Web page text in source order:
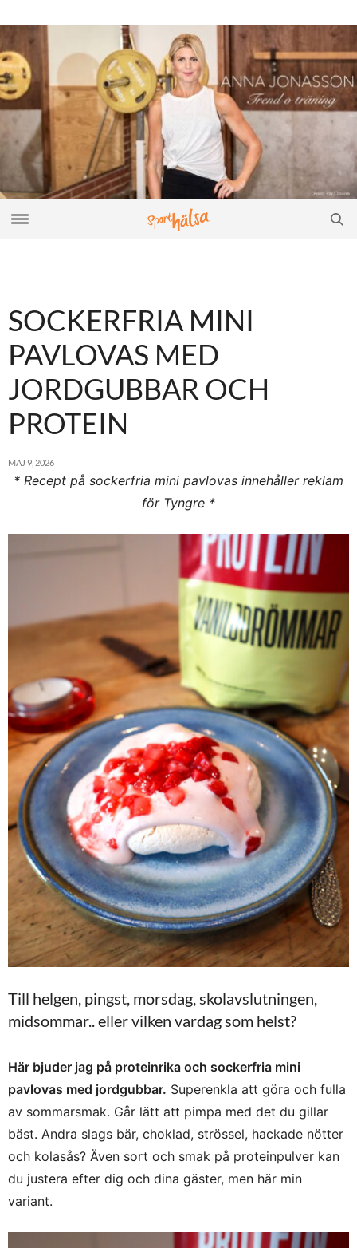
SOCKERFRIA MINI
PAVLOVAS MED
JORDGUBBAR OCH
PROTEIN
MAJ 9, 2026
* Recept på sockerfria mini pavlovas innehåller reklam
för Tyngre *
Till helgen, pingst, morsdag, skolavslutningen,
midsommar.. eller vilken vardag som helst?
Här bjuder jag på proteinrika och sockerfria mini
pavlovas med jordgubbar. Superenkla att göra och fulla
av sommarsmak. Går lätt att pimpa med det du gillar
bäst. Andra slags bär, choklad, strössel, hackade nötter
och kolasås? Även sort och smak på proteinpulver kan
du justera efter dig och dina gäster, men här min
variant.